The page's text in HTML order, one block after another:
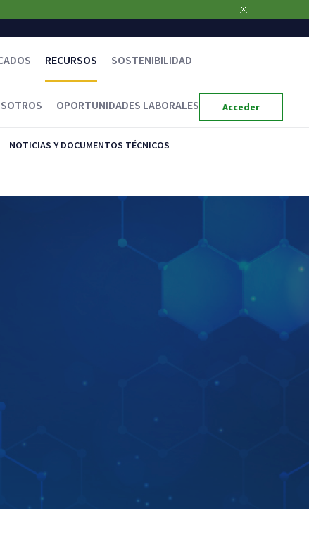
RECURSOS SOSTENIBILIDAD
OPORTUNIDADES LABORALES Acceder
NOTICIAS Y DOCUMENTOS TÉCNICOS